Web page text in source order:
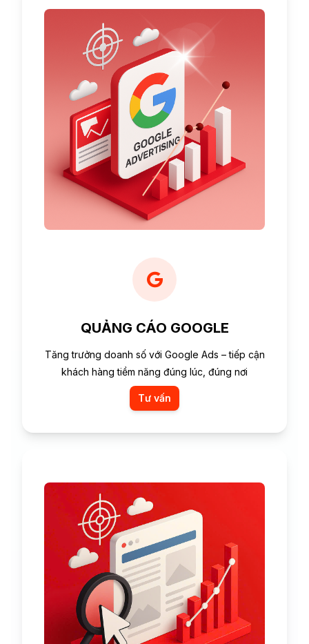
QUẢNG CÁO GOOGLE
Tăng trưởng doanh số với Google Ads – tiếp cận
khách hàng tiềm năng đúng lúc, đúng nơi
Tư vấn